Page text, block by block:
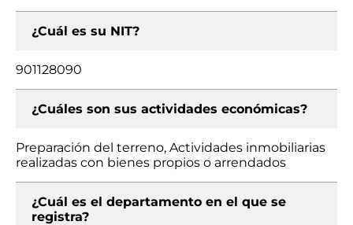
¿Cuál es su NIT?
901128090
¿Cuáles son sus actividades económicas?
Preparación del terreno, Actividades inmobiliarias
realizadas con bienes propios o arrendados
¿Cuál es el departamento en el que se
registra?